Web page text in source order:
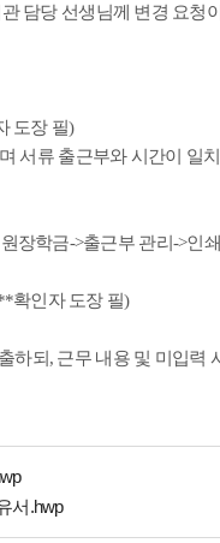
담당 선생님께 변경 요청
도장 필)
서류 출근부와 시간이 일
장학금->출근부 관리 ->인쇄
확인자 도장 필)
하되 , 근무 내용 및 미입력
서.hwp